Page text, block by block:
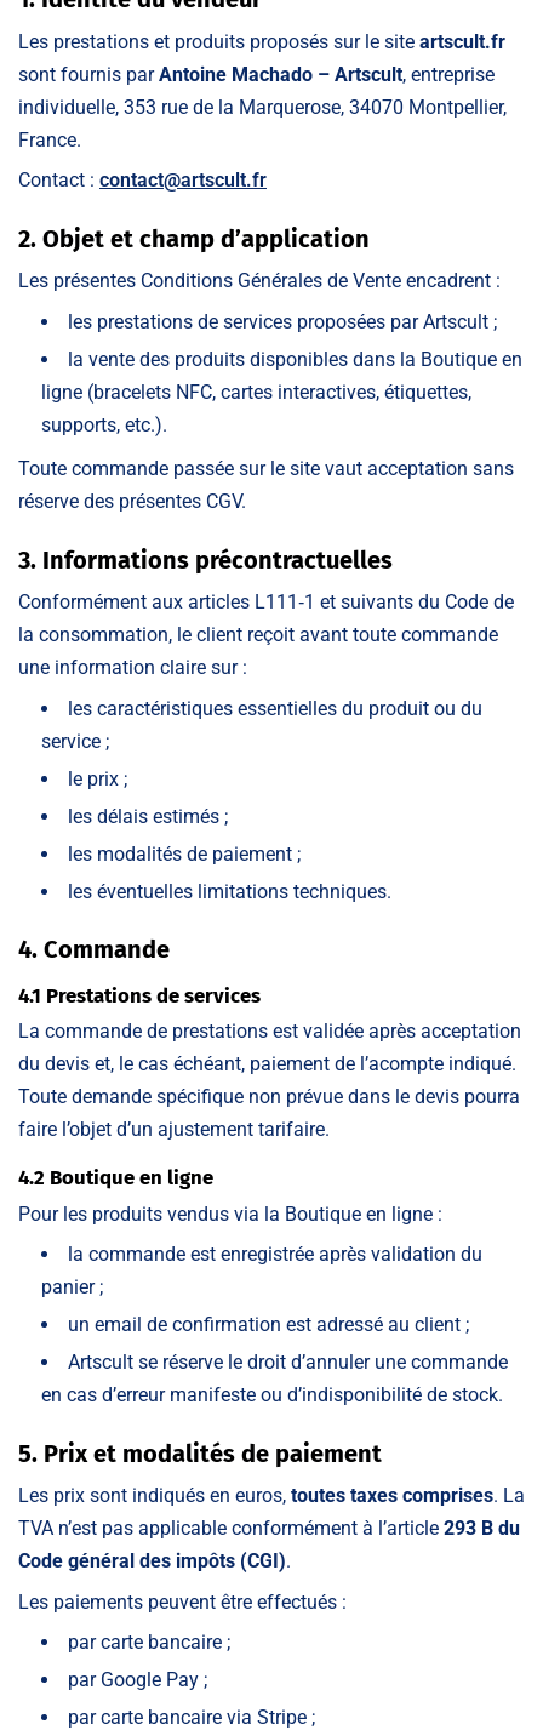
Les prestations et produits proposés sur le site artscult.fr
sont fournis parAntoine Machado – Artscult, entreprise
individuelle, 353 rue de la Marquerose, 34070 Montpellier,
France.
Contact : contact@artscult.fr
2. Objet et champ d’application
Les présentes Conditions Générales de Vente encadrent :
les prestations de services proposées par Artscult ;
la vente des produits disponibles dans la Boutique en
ligne (bracelets NFC, cartes interactives, étiquettes,
supports, etc.).
Toute commande passée sur le site vaut acceptation sans
réserve des présentes CGV.
3. Informations précontractuelles
Conformément aux articles L111‑1 et suivants du Code de
la consommation, le client reçoit avant toute commande
une information claire sur :
les caractéristiques essentielles du produit ou du
service ;
le prix ;
les délais estimés ;
les modalités de paiement ;
les éventuelles limitations techniques.
4. Commande
4.1 Prestations de services
La commande de prestations est validée après acceptation
du devis et, le cas échéant, paiement de l’acompte indiqué.
Toute demande spécifique non prévue dans le devis pourra
faire l’objet d’un ajustement tarifaire.
4.2 Boutique en ligne
Pour les produits vendus via la Boutique en ligne :
la commande est enregistrée après validation du
panier ;
un email de confirmation est adressé au client ;
Artscult se réserve le droit d’annuler une commande
en cas d’erreur manifeste ou d’indisponibilité de stock.
5. Prix et modalités de paiement
Les prix sont indiqués en euros, toutes taxes comprises. La
TVA n’est pas applicable conformément à l’article 293 B du
Code général des impôts (CGI).
Les paiements peuvent être effectués :
par carte bancaire ;
par Google Pay ;
par carte bancaire via Stripe ;